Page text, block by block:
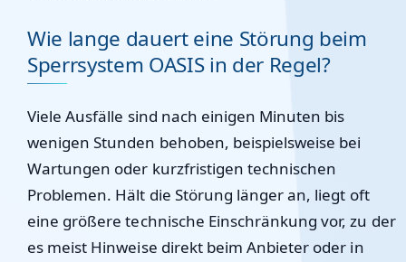
Wie lange dauert eine Störung beim
Sperrsystem OASIS in der Regel?
Viele Ausfälle sind nach einigen Minuten bis
wenigen Stunden behoben, beispielsweise bei
Wartungen oder kurzfristigen technischen
Problemen. Hält die Störung länger an, liegt oft
eine größere technische Einschränkung vor, zu der
es meist Hinweise direkt beim Anbieter oder in